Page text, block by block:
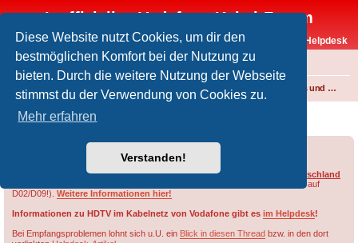
Diese Website nutzt Cookies, um dir den
bestmöglichen Komfort bei der Nutzung zu
bieten. Durch die weitere Nutzung der Webseite
stimmst du der Verwendung von Cookies zu.
Mehr erfahren
Verstanden!
Inoffizielles Vodafone-Kabel-Forum
Vodafone-Kabel-Helpdesk
FAQ
Foren-Übersicht Fernsehen und Radio über Kabel Kabelanschluss und Vodafone Basic TV
Ich steig nicht durch
Die HD-Sender von RTL werden im Netzbereich von ehem.
Vodafone Deutschland
freigeschaltet (nicht auf
D02/D09!). Weitere Informationen hier!
Informationen zu HDTV im Kabelnetz von Vodafone gibt es im Helpdesk!
Bei Empfangsproblemen lohnt sich u.U. ein Blick in diesen Thread bzw. in den dort